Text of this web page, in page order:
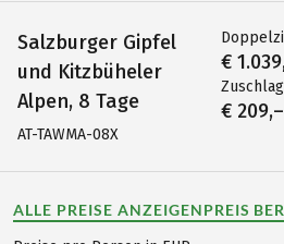
Salzburger Gipfel
und Kitzbüheler
Alpen, 8 Tage
AT-TAWMA-08X
€
€ 209,–
ALLE PREISE ANZEIGENPREIS